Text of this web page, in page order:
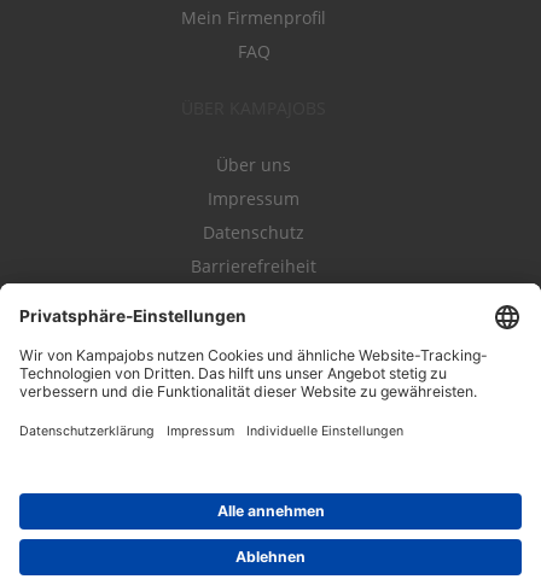
Mein Firmenprofil
FAQ
Über uns
Impressum
Datenschutz
Barrierefreiheit
Kampahire
Kampagnenforum
LeadNow